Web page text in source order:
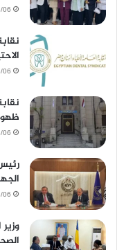
2026/
2026/
2026/
2026/